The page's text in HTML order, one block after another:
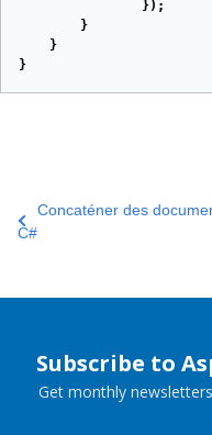
});
}
}
}
Concaténer des
C#
Subscribe to
Get monthly